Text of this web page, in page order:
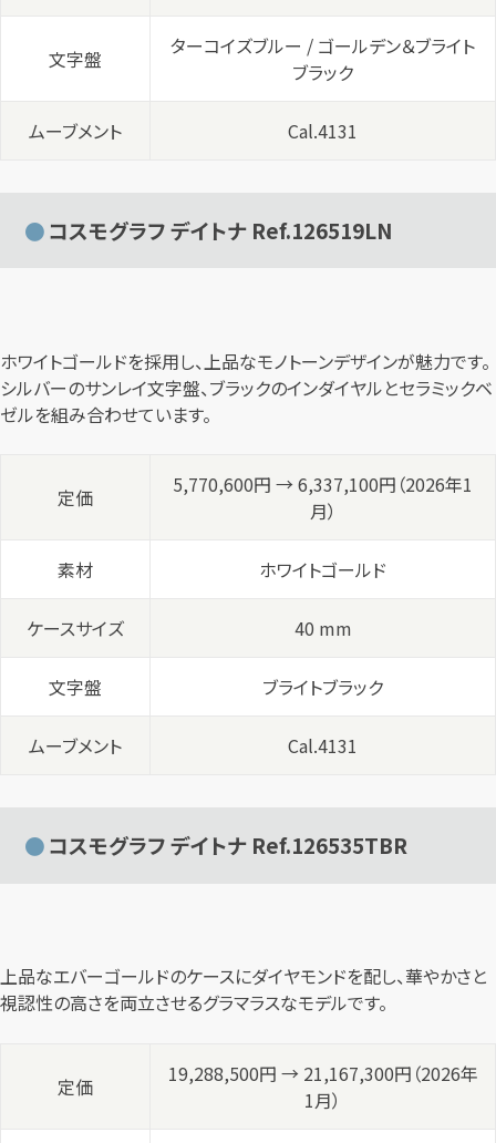
文字盤
ターコイズブルー / ゴールデン＆ブライト
ブラック
ムーブメント Cal.4131
コスモグラフ デイトナ Ref.126519LN
ホワイトゴールドを採用し、上品なモノトーンデザインが魅力です。
シルバーのサンレイ文字盤、ブラックのインダイヤルとセラミックベ
ゼルを組み合わせています。
定価
5,770,600円 → 6,337,100円（2026年1
月）
素材 ホワイトゴールド
ケースサイズ 40 mm
文字盤 ブライトブラック
ムーブメント Cal.4131
コスモグラフ デイトナ Ref.126535TBR
上品なエバーゴールドのケースにダイヤモンドを配し、華やかさと
視認性の高さを両立させるグラマラスなモデルです。
定価
19,288,500円 → 21,167,300円（2026年
1月）